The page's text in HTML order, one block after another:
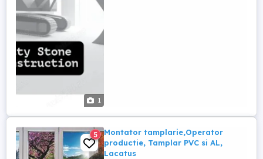
1
5
Montator tamplarie,Operator
productie, Tamplar PVC si AL,
Lacatus